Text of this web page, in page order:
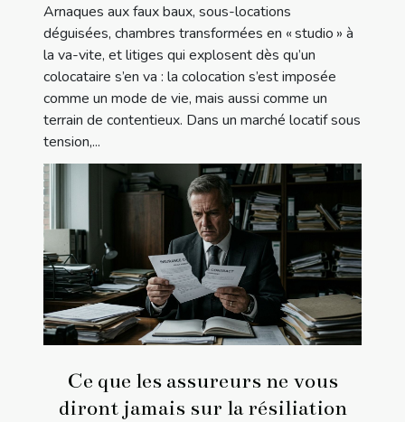
Arnaques aux faux baux, sous-locations
déguisées, chambres transformées en « studio » à
la va-vite, et litiges qui explosent dès qu’un
colocataire s’en va : la colocation s’est imposée
comme un mode de vie, mais aussi comme un
terrain de contentieux. Dans un marché locatif sous
tension,...
Ce que les assureurs ne vous
diront jamais sur la résiliation